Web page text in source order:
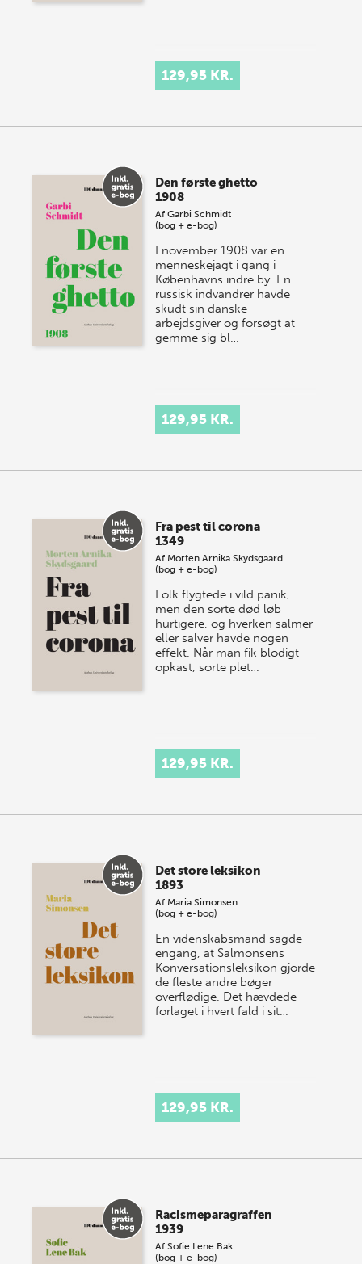
129,95 KR.
Den første ghetto
1908
AfGarbi Schmidt
(bog + e-bog)
I november 1908 var en
menneskejagt i gang i
Københavns indre by. En
russisk indvandrer havde
skudt sin danske
arbejdsgiver og forsøgt at
gemme sig bl…
129,95 KR.
Fra pest til corona
1349
Af Morten Arnika Skydsgaard
(bog + e-bog)
Folk flygtede i vild panik,
men den sorte død løb
hurtigere, og hverken salmer
eller salver havde nogen
effekt. Når man fik blodigt
opkast, sorte plet…
129,95 KR.
Det store leksikon
1893
Af Maria Simonsen
(bog + e-bog)
En videnskabsmand sagde
engang, at Salmonsens
Konversationsleksikon gjorde
de fleste andre bøger
overflødige. Det hævdede
forlaget i hvert fald i sit…
129,95 KR.
Racismeparagraffen
1939
AfSofie Lene Bak
(bog + e-bog)